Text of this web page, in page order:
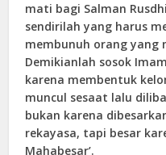
mati bagi Salman
sendirilah yang harus
membunuh orang yang
Demikianlah sosok
karena membentuk
muncul sesaat lalu
bukan karena
rekayasa, tapi besar
Mahabesar’.